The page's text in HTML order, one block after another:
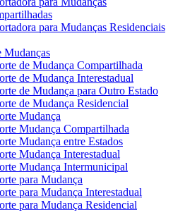
para Mudanças Residenciais
Mudanças
de Mudança Compartilhada
de Mudança Interestadual
de Mudança para Outro Estado
de Mudança Residencial
Mudança
Mudança Compartilhada
Mudança entre Estados
Mudança Interestadual
Mudança Intermunicipal
para Mudança
para Mudança Interestadual
para Mudança Residencial